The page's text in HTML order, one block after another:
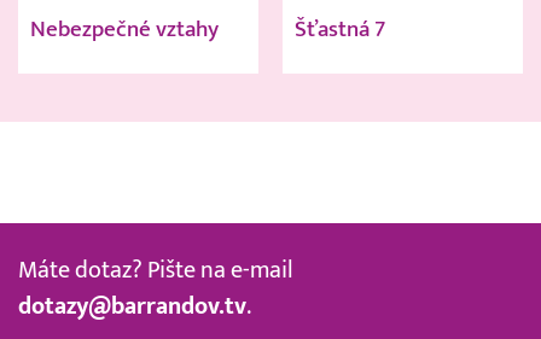
Nebezpečné vztahy Šťastná 7
Máte dotaz? Pište na e-mail
dotazy@barrandov.tv.